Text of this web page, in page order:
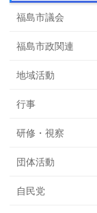
福島市議会
福島市政関連
地域活動
行事
研修・視察
団体活動
自民党